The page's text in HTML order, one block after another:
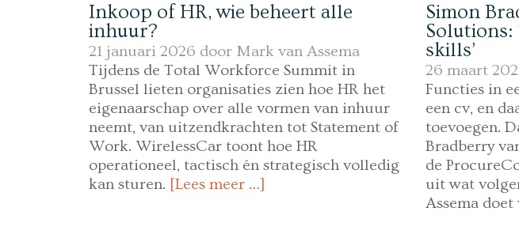
Inkoop of HR, wie beheert alle
inhuur?
21 januari 2026 door Mark van Assema
Tijdens de Total Workforce Summit in
Brussel lieten organisaties zien hoe HR het
eigenaarschap over alle vormen van inhuur
neemt, van uitzendkrachten tot Statement of
Work. WirelessCar toont hoe HR
operationeel, tactisch én strategisch volledig
kan sturen. [Lees meer …]
Simon
Solutions:
skills’
26 maart
Functies in
een cv, en
toevoegen.
Bradberry
de
uit wat
Assema doet